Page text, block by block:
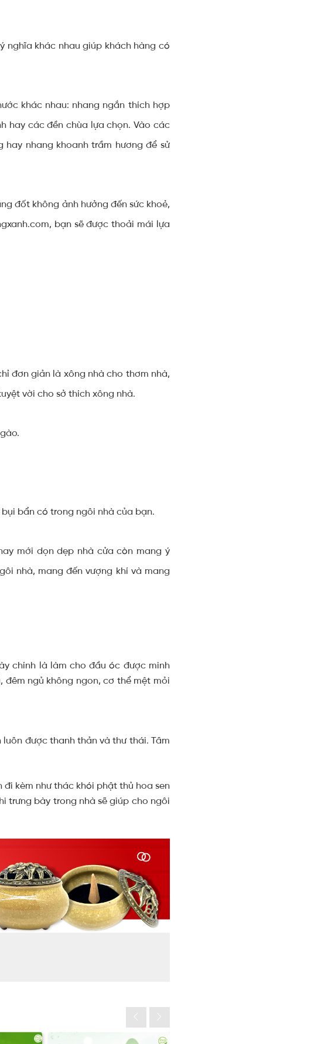
nghĩa khác nhau giúp khách hàng có
khác nhau: nhang ngắn thích hợp
hay các đền chùa lựa chọn. Vào các
nhang khoanh trầm hương để sử
đốt không ảnh hưởng đến sức khoẻ,
bạn sẽ được thoải mái lựa
đơn giản là xông nhà cho thơm nhà,
vời cho sở thích xông nhà.
bẩn có trong ngôi nhà của bạn.
mới dọn dẹp nhà cửa còn mang ý
nhà, mang đến vượng khí và mang
chính là làm cho đầu óc được minh
đêm ngủ không ngon, cơ thể mệt mỏi
được thanh thản và thư thái. Tâm
kèm như thác khói phật thủ hoa sen
trưng bày trong nhà sẽ giúp cho ngôi